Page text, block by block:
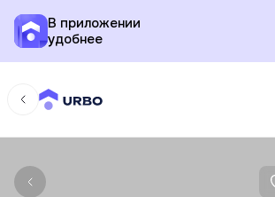
В приложении
удобнее